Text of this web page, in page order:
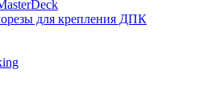
для крепления ДПК